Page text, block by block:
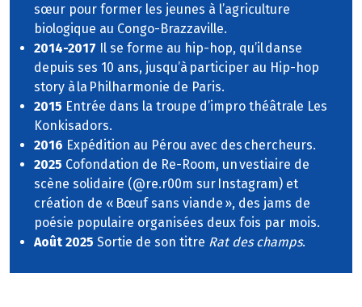
sœur pour former les jeunes à l’agriculture
biologique au Congo-Brazzaville.
2014-2017 Il se forme au hip-hop, qu’il danse
depuis ses 10 ans, jusqu’à participer au Hip-hop
story à la Philharmonie de Paris.
2015 Entrée dans la troupe d’impro théâtrale Les
Konkisadors.
2016 Expédition au Pérou avec des chercheurs.
2025 Cofondation de Re-Room, un vestiaire de
scène solidaire (@re.r00m sur Instagram) et
création de « Bœuf sans viande », des jams de
poésie populaire organisées deux fois par mois.
Août 2025 Sortie de son titre Rat des champs.